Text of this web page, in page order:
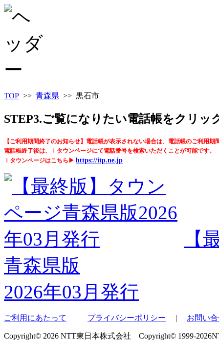
TOP >> 青森県 >> 黒石市
STEP3.ご覧になりたい電話帳をクリッ
【ご利用期間終了のお知らせ】電話帳が表示されない場合は、電話帳のご利用期
電話帳終了後は、ｉタウンページにて電話番号を検索いただくことが可能です。
ｉタウンページはこちら▶ https://itp.ne.jp
【
青森県版
2026年03月発行
ご利用にあたって | プライバシーポリシー | お問い
Copyright© 2026 NTT東日本株式会社 Copyright© 1999-